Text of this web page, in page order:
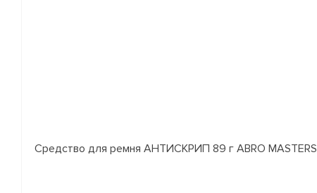
Средство для ремня АНТИСКРИП 89 г ABRO MASTERS